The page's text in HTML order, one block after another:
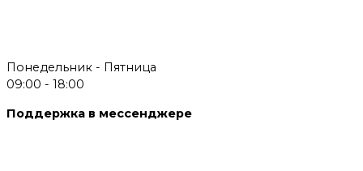
Понедельник - Пятница
09:00 - 18:00
Поддержка в мессенджере